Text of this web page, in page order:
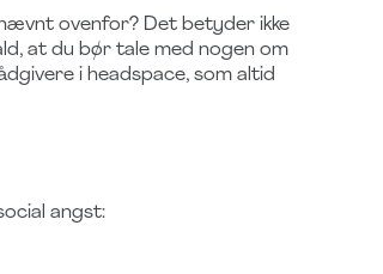
ovenfor? Det betyder ikke
at du bør tale med nogen om
i headspace, som altid
angst: